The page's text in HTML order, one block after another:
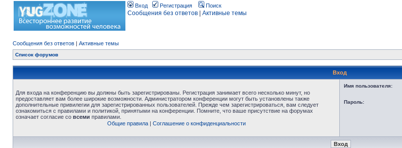
Вход Регистрация Поиск
Сообщения без ответов Активные темы
Сообщения без ответов | Активные темы
Список форумов
Вход
Для входа на конференцию вы должны быть зарегистрированы. Регистрация занимает всего несколько минут, но
предоставляет вам более широкие возможности. Администратором конференции могут быть установлены также
дополнительные привилегии для зарегистрированных пользователей. Прежде чем зарегистрироваться, вам следует
ознакомиться с правилами и политикой, принятыми на конференции. Помните, что ваше присутствие на форумах
означает согласие со всеми правилами.
Общие правила| Соглашение о конфиденциальности
Имя пользователя:
Пароль: